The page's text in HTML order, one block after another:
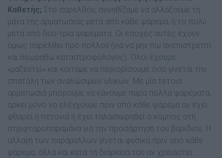
Καθετής; Στο παρελθόν, συνηθίζαµε να αλλάζουµε τη
µάνα της αρµατωσιάς µετά από κάθε ψάρεµα, ή το πολύ
µετά από δύο-τρία ψαρέµατα. Οι εποχές αυτές έχουν
όµως παρέλθει προ πολλού (για να µην πω ανεπιστρεπτί
και θεωρηθώ καταστροφολόγος). Όλοι έχουµε
«µαζευτεί» και κοιτάµε να περιορίσουµε όσο γίνεται την
σπατάλη των αναλώσιµων υλικών. Με µία τέτοια
αρµατωσιά µπορούµε να κάνουµε πάρα πολλά ψαρέµατα,
αρκεί µόνο να ελέγχουµε πριν από κάθε ψάρεµα αν έχει
φθαρεί η πετονιά ή έχει ταλαιπωρηθεί ο κόµπος στη
στριφταροπαραµάνα για την προσάρτηση του βαριδιού. Η
αλλαγή των παράµαλλων γίνεται φυσικά πριν από κάθε
ψάρεµα, αλλά και κατά τη διάρκειά του αν χρειαστεί.